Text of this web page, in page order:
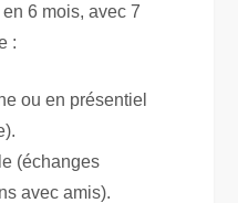
6 mois, avec 7
:
ou en présentiel
(échanges
avec amis).